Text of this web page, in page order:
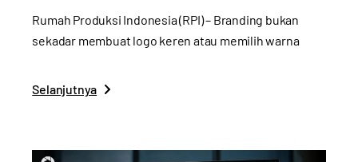
Rumah Produksi Indonesia (RPI) – Branding bukan
sekadar membuat logo keren atau memilih warna
Selanjutnya